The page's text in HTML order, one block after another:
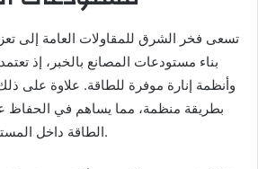
تسعى فخر الشرق للمقاولات العامة إلى
بناء مستودعات المصانع بالخبر، إذ
وأنظمة إنارة موفرة للطاقة. علاوة على
بطريقة منظمة، مما يساهم في الحفاظ
الطاقة داخل المستودع على المدى الطويل.